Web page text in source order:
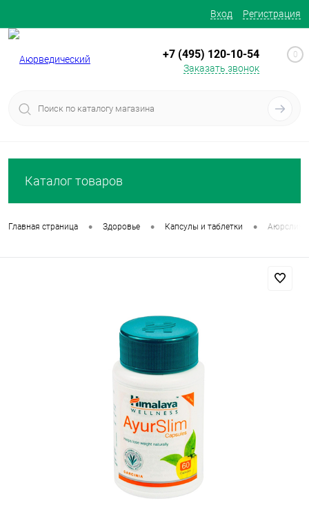
Вход Регистрация
+7 (495) 120-10-54
Заказать звонок
0
Каталог товаров
Главная страница • Здоровье • Капсулы и таблетки • Аюрслим